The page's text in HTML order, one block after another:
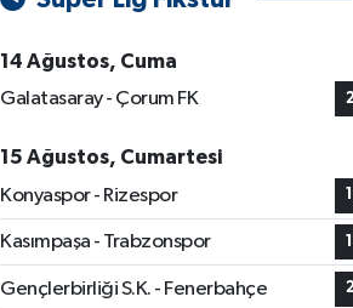
14 Ağustos, Cuma
Galatasaray - Çorum FK
15 Ağustos, Cumartesi
Konyaspor - Rizespor
Kasımpaşa - Trabzonspor
Gençlerbirliği S.K. - Fenerbahçe